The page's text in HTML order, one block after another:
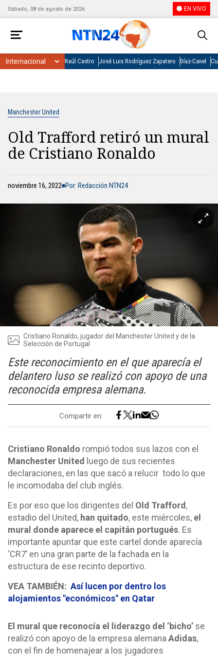
Sábado, 08 de agosto de 2026 EN VIVO
Raúl Castro José Luis Rodríguez Zapatero Díaz-Canel
Manchester United
Old Trafford retiró un mural
de Cristiano Ronaldo
noviembre 16, 2022 Por: Redacción NTN24
Cristiano Ronaldo, jugador del Manchester United y de la
Selección de Portugal
Este reconocimiento en el que aparecía el
delantero luso se realizó con apoyo de una
reconocida empresa alemana.
Compartir en:
Cristiano Ronaldo rompió todos sus lazos con el
Manchester United
luego de sus recientes
declaraciones, en las que sacó a relucir todo lo que
le incomodaba del club inglés.
Es por eso que los dirigentes del Old Trafford ,
estadio del United, han quitado, este miércoles, el
mural donde aparece el capitán portugués. Es
importante apuntar que este cartel donde aparecía
‘CR7’ en una gran parte de la fachada en la
estructura de ese recinto deportivo.
VEA TAMBIÉN: Así lucen por dentro los
alojamientos "económicos" en Qatar
El mural que reconocía el liderazgo del ‘bicho’ se
realizó con apoyo de la empresa alemana Adidas,
con el fin de homenajear a los jugadores